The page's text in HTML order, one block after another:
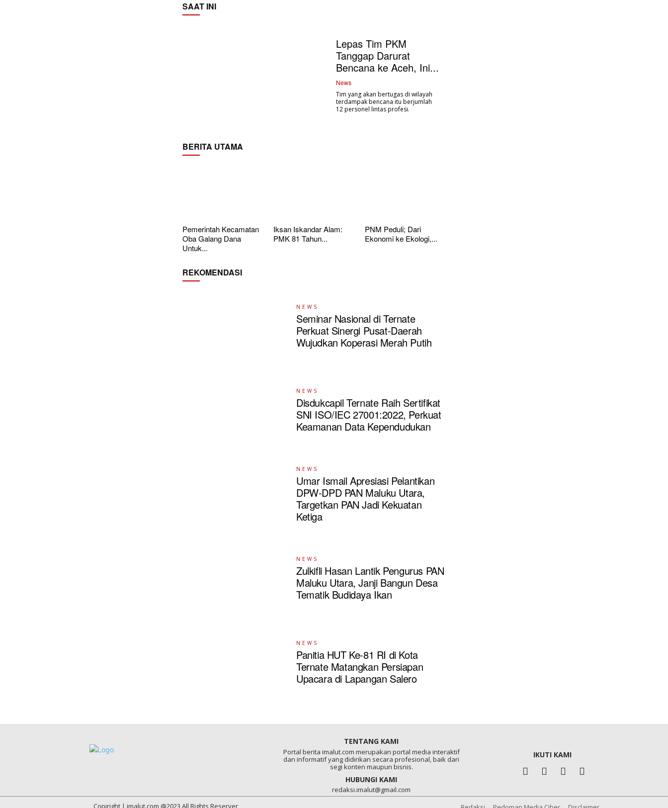
SAAT INI
Lepas Tim PKM
Tanggap Darurat
Bencana ke Aceh, Ini...
News
Tim yang akan bertugas di wilayah
terdampak bencana itu berjumlah
12 personel lintas profesi.
BERITA UTAMA
Pemerintah Kecamatan
Oba Galang Dana
Untuk...
Iksan Iskandar Alam:
PMK 81 Tahun...
PNM Peduli; Dari
Ekonomi ke Ekologi,...
REKOMENDASI
NEWS
Seminar Nasional di Ternate
Perkuat Sinergi Pusat-Daerah
Wujudkan Koperasi Merah Putih
NEWS
Disdukcapil Ternate Raih Sertifikat
SNI ISO/IEC 27001:2022, Perkuat
Keamanan Data Kependudukan
NEWS
Umar Ismail Apresiasi Pelantikan
DPW-DPD PAN Maluku Utara,
Targetkan PAN Jadi Kekuatan
Ketiga
NEWS
Zulkifli Hasan Lantik Pengurus PAN
Maluku Utara, Janji Bangun Desa
Tematik Budidaya Ikan
NEWS
Panitia HUT Ke-81 RI di Kota
Ternate Matangkan Persiapan
Upacara di Lapangan Salero
TENTANG KAMI
Portal berita imalut.com merupakan portal media interaktif
dan informatif yang didirikan secara profesional, baik dari
segi konten maupun bisnis.
HUBUNGI KAMI
redaksi.imalut@gmail.com
IKUTI KAMI
Copiright | imalut.com @2023 All Rights Reserver